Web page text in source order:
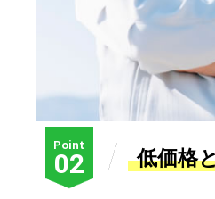
Point
02 低価格